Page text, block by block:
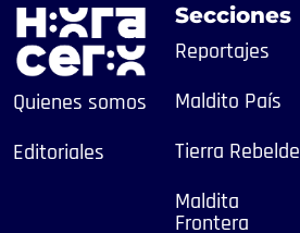
Quienes somos
Editoriales
Secciones
Reportajes
Maldito País
Tierra Rebelde
Maldita
Frontera